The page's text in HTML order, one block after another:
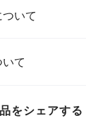
いて
て
をシェアする